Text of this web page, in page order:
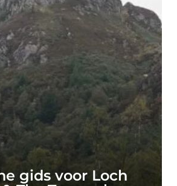
gids voor Loch